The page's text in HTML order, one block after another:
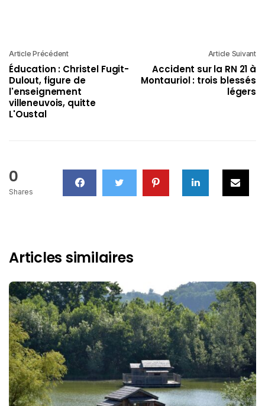
Article Précédent
Éducation : Christel Fugit-
Dulout, figure de
l'enseignement
villeneuvois, quitte
L'Oustal
Article Suivant
Accident sur la RN 21 à
Montauriol : trois blessés
légers
0
Shares
Articles similaires